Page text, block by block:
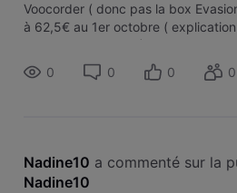
Voocorder ( donc pas la box
à 62,5€ au 1er octobre (
pour le cas indiqué ) 2. Pour les
VOOcorder les
0 0 0 0
Nadine10 a commenté sur la
Nadine10